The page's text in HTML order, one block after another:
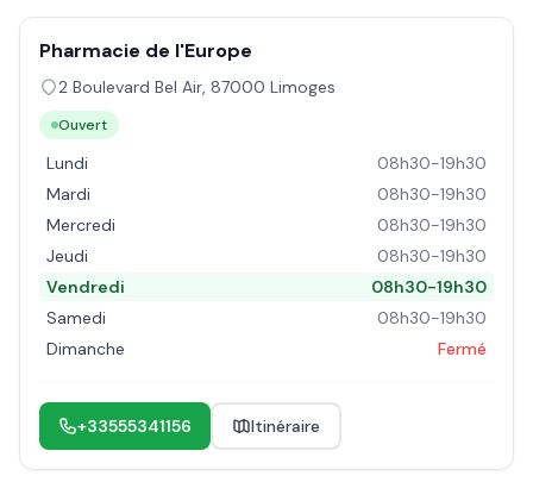
Pharmacie de l'Europe
2 Boulevard Bel Air, 87000 Limoges
Ouvert
Lundi
08h30-19h30
Mardi
08h30-19h30
Mercredi
08h30-19h30
Jeudi
08h30-19h30
Vendredi
08h30-19h30
Samedi
08h30-19h30
Dimanche
Fermé
+33555341156 Itinéraire